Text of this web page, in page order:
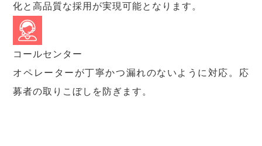
化と高品質な採用が実現可能となります。
コールセンター
オペレーターが丁寧かつ漏れのないように対応。応
募者の取りこぼしを防ぎます。